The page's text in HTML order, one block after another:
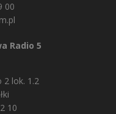
00
Radio 5
2 lok. 1.2
10